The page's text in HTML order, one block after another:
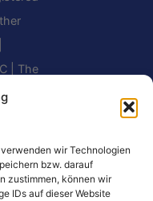
wir Technologien
bzw. darauf
zustimmen, können wir
IDs auf dieser Website
| The